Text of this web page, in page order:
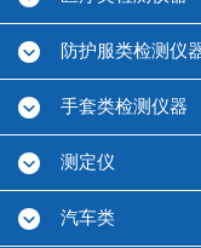
防护服类检测仪
手套类检测仪器
测定仪
汽车类